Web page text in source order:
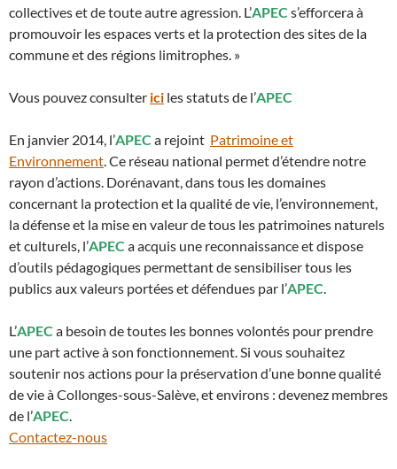
collectives et de toute autre agression. L’APEC s’efforcera à
promouvoir les espaces verts et la protection des sites de la
commune et des régions limitrophes. »
Vous pouvez consulter ici les statuts de l’APEC
En janvier 2014, l’APEC a rejoint Patrimoine et
Environnement . Ce réseau national permet d’étendre notre
rayon d’actions. Dorénavant, dans tous les domaines
concernant la protection et la qualité de vie, l’environnement,
la défense et la mise en valeur de tous les patrimoines naturels
et culturels, l’APEC a acquis une reconnaissance et dispose
d’outils pédagogiques permettant de sensibiliser tous les
publics aux valeurs portées et défendues par l’APEC
L’APEC a besoin de toutes les bonnes volontés pour prendre
une part active à son fonctionnement. Si vous souhaitez
soutenir nos actions pour la préservation d’une bonne qualité
de vie à Collonges-sous-Salève, et environs : devenez membres
de l’APEC
Contactez-nous